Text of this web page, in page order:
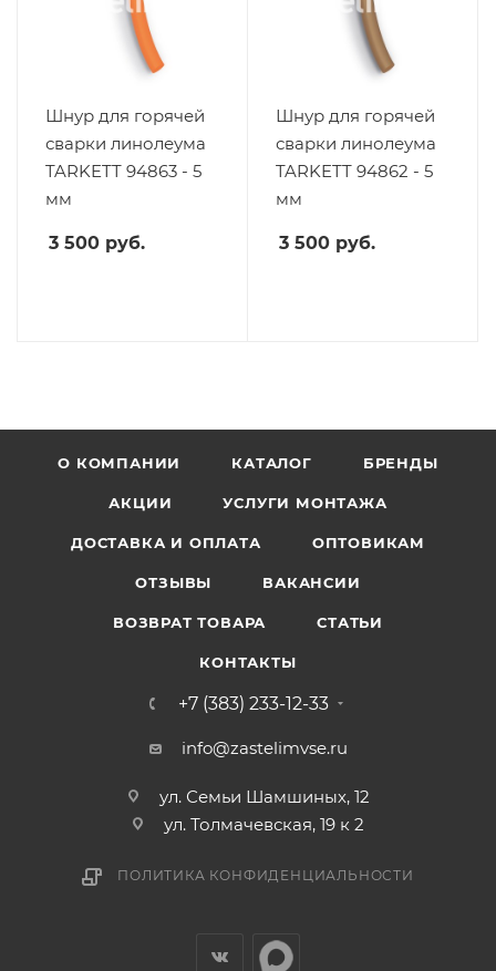
Шнур для горячей
сварки линолеума
TARKETT 94863 - 5
мм
3 500 руб.
Шнур для горячей
сварки линолеума
TARKETT 94862 - 5
мм
3 500 руб.
О КОМПАНИИ КАТАЛОГ БРЕНДЫ
АКЦИИ УСЛУГИ МОНТАЖА
ДОСТАВКА И ОПЛАТА ОПТОВИКАМ
ОТЗЫВЫ ВАКАНСИИ
ВОЗВРАТ ТОВАРА СТАТЬИ
КОНТАКТЫ
+7 (383) 233-12-33
info@zastelimvse.ru
ул. Семьи Шамшиных, 12
ул. Толмачевская, 19 к 2
ПОЛИТИКА КОНФИДЕНЦИАЛЬНОСТИ